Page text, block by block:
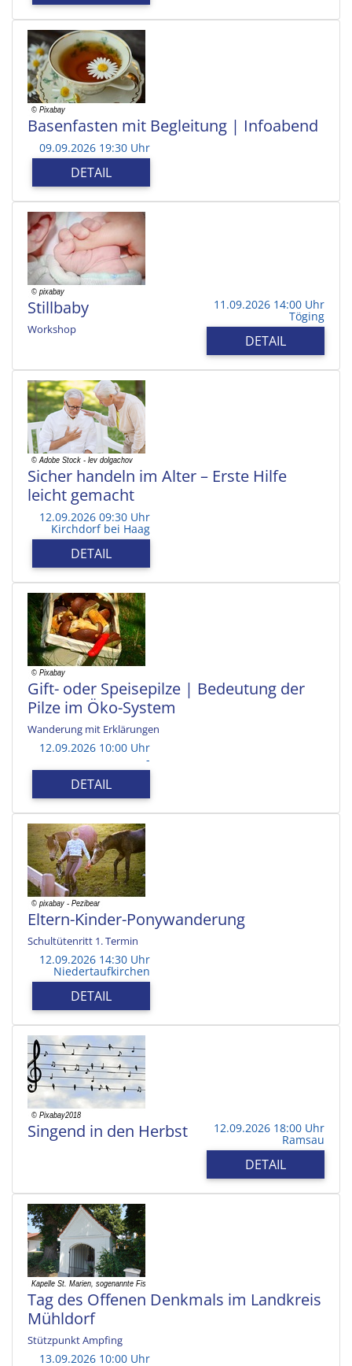
Basenfasten mit Begleitung | Infoabend
09.09.2026 19:30 Uhr
DETAIL
Stillbaby
Workshop
11.09.2026 14:00 Uhr
Töging
DETAIL
Sicher handeln im Alter – Erste Hilfe
leicht gemacht
12.09.2026 09:30 Uhr
Kirchdorf bei Haag
DETAIL
Gift- oder Speisepilze | Bedeutung der
Pilze im Öko-System
Wanderung mit Erklärungen
12.09.2026 10:00 Uhr
-
DETAIL
Eltern-Kinder-Ponywanderung
Schultütenritt 1. Termin
12.09.2026 14:30 Uhr
Niedertaufkirchen
DETAIL
Singend in den Herbst 12.09.2026 18:00 Uhr
Ramsau
DETAIL
Tag des Offenen Denkmals im Landkreis
Mühldorf
Stützpunkt Ampfing
13.09.2026 10:00 Uhr